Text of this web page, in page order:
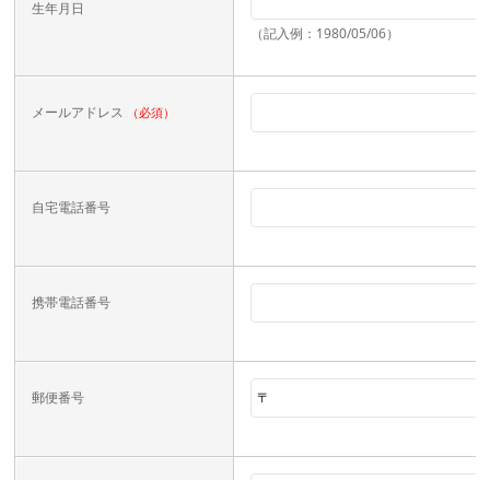
生年月日
（記入例：1980/05/06）
メールアドレス （必須）
自宅電話番号
携帯電話番号
郵便番号